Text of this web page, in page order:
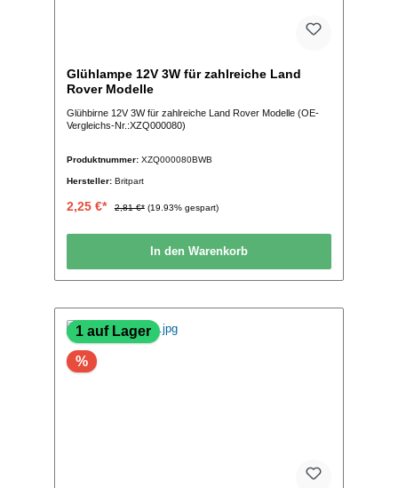
Glühlampe 12V 3W für zahlreiche Land
Rover Modelle
Glühbirne 12V 3W für zahlreiche Land Rover Modelle (OE-
Vergleichs-Nr.:XZQ000080)
Produktnummer: XZQ000080BWB
Hersteller: Britpart
2,25 €* 2,81 €* (19.93% gespart)
In den Warenkorb
1 auf Lager
%